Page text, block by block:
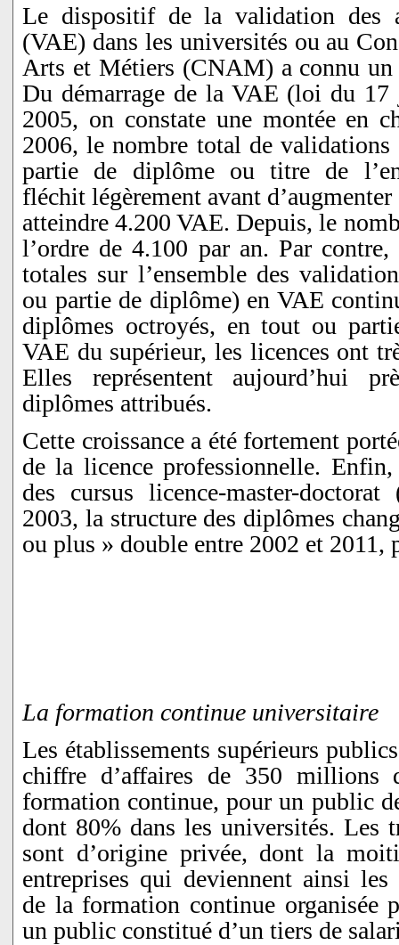
Le dispositif de la validation des
(VAE) dans les universités ou au
Arts et Métiers (CNAM) a connu un
Du démarrage de la VAE (loi du 17
2005, on constate une montée en
2006, le nombre total de
partie de diplôme ou titre de
fléchit légèrement avant
atteindre 4.200 VAE. Depuis, le
l’ordre de 4.100 par an. Par
totales sur l’ensemble des
ou partie de diplôme) en VAE
diplômes octroyés, en tout ou
VAE du supérieur, les licences ont
Elles représentent aujourd’hui
diplômes attribués.
Cette croissance a été fortement
de la licence professionnelle.
des cursus licence-master-
2003, la structure des diplômes
ou plus » double entre 2002 et 2011,
La formation continue universitaire
Les établissements supérieurs
chiffre d’affaires de 350 millions
formation continue, pour un public
dont 80% dans les universités. Les
sont d’origine privée, dont la
entreprises qui deviennent ainsi
de la formation continue organisée
un public constitué d’un tiers de